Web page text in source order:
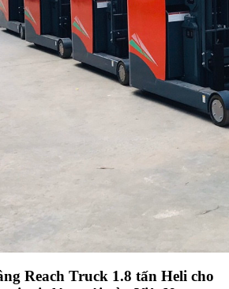
Reach Truck 1.8 tấn Heli cho